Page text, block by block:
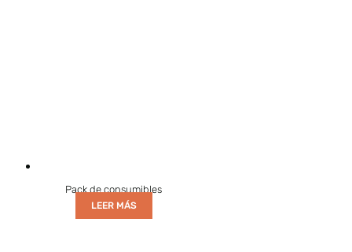
Pack de consumibles
LEER MÁS